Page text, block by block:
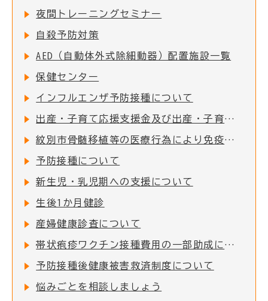
夜間トレーニングセミナー
自殺予防対策
AED（自動体外式除細動器）配置施設一覧
保健センター
インフルエンザ予防接種について
出産・子育て応援支援金及び出産・子育て応援ギフト(妊婦支援給付)について
紋別市骨髄移植等の医療行為により免疫を失った者に対する予防接種費用助成
予防接種について
新生児・乳児期への支援について
生後1か月健診
産婦健康診査について
帯状疱疹ワクチン接種費用の一部助成について
予防接種後健康被害救済制度について
悩みごとを相談しましょう